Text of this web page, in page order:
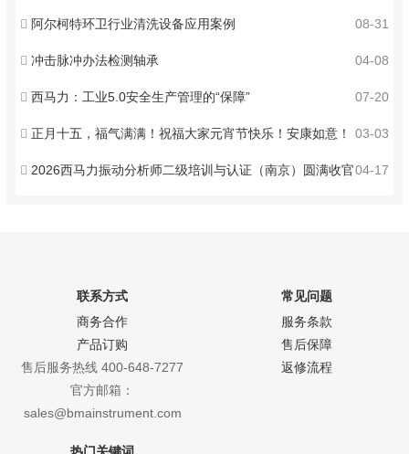
08-31
阿尔柯特环卫行业清洗设备应用案例
04-08
冲击脉冲办法检测轴承
07-20
西马力：工业5.0安全生产管理的“保障”
03-03
正月十五，福气满满！祝福大家元宵节快乐！安康如意！
04-17
2026西马力振动分析师二级培训与认证（南京）圆满收官
联系方式
商务合作
产品订购
售后服务热线 400-648-7277
官方邮箱：
sales@bmainstrument.com
常见问题
服务条款
售后保障
返修流程